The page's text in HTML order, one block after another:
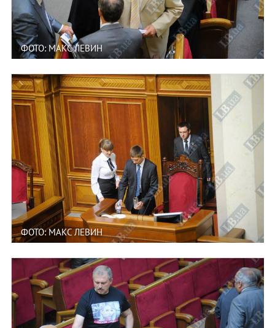
ФОТО: МАКС ЛЕВИН
ФОТО: МАКС ЛЕВИН